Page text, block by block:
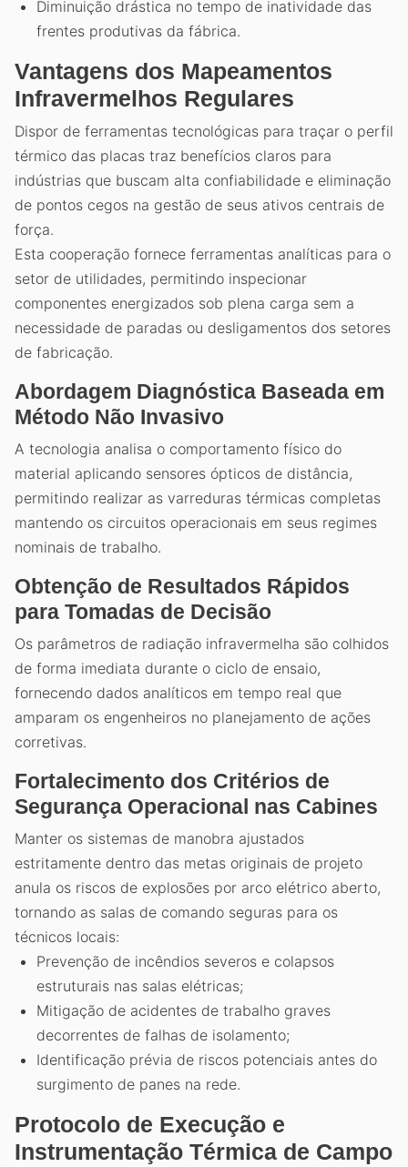
Diminuição drástica no tempo de inatividade das
frentes produtivas da fábrica.
Vantagens dos Mapeamentos
Infravermelhos Regulares
Dispor de ferramentas tecnológicas para traçar o perfil
térmico das placas traz benefícios claros para
indústrias que buscam alta confiabilidade e eliminação
de pontos cegos na gestão de seus ativos centrais de
força.
Esta cooperação fornece ferramentas analíticas para o
setor de utilidades, permitindo inspecionar
componentes energizados sob plena carga sem a
necessidade de paradas ou desligamentos dos setores
de fabricação.
Abordagem Diagnóstica Baseada em
Método Não Invasivo
A tecnologia analisa o comportamento físico do
material aplicando sensores ópticos de distância,
permitindo realizar as varreduras térmicas completas
mantendo os circuitos operacionais em seus regimes
nominais de trabalho.
Obtenção de Resultados Rápidos
para Tomadas de Decisão
Os parâmetros de radiação infravermelha são colhidos
de forma imediata durante o ciclo de ensaio,
fornecendo dados analíticos em tempo real que
amparam os engenheiros no planejamento de ações
corretivas.
Fortalecimento dos Critérios de
Segurança Operacional nas Cabines
Manter os sistemas de manobra ajustados
estritamente dentro das metas originais de projeto
anula os riscos de explosões por arco elétrico aberto,
tornando as salas de comando seguras para os
técnicos locais:
Prevenção de incêndios severos e colapsos
estruturais nas salas elétricas;
Mitigação de acidentes de trabalho graves
decorrentes de falhas de isolamento;
Identificação prévia de riscos potenciais antes do
surgimento de panes na rede.
Protocolo de Execução e
Instrumentação Térmica de Campo